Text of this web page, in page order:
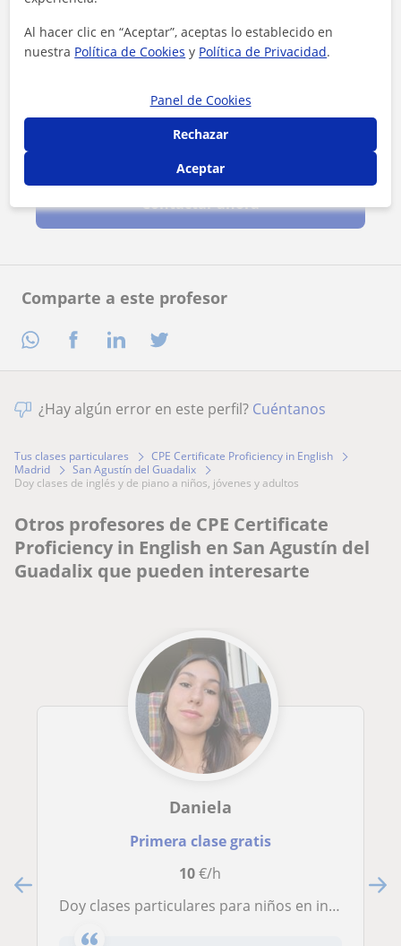
Comparte a este profesor
Contactar ahora
¿Hay algún error en este perfil? Cuéntanos
Tus clases particulares
CPE Certificate Proficiency in English
Madrid
San Agustín del Guadalix
doy clases de inglés y de piano a niños, jóvenes y adultos
Otros profesores de CPE Certificate
Proficiency in English en San Agustín del
Guadalix que pueden interesarte
Daniela
Primera clase gratis
10€/h
Doy clases particulares para niños en inglés,tengo 18 años y soy gusta mucho ayudar a los niños a aprender a la vez que se lo pasan bien
Al hacer clic en “Aceptar”, aceptas lo establecido en
nuestra Política de Cookies y Política de Privacidad.
Panel de Cookies
Rechazar
Aceptar